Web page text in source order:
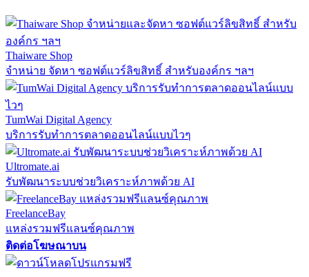
Thaiware Shop
จำหน่าย จัดหา ซอฟต์แวร์ลิขสิทธิ์ สำหรับองค์กร ฯลฯ
TumWai Digital Agency
บริการรับทำการตลาดออนไลน์แบบไวๆ
Ultromate.ai
รับพัฒนาระบบช่วยวิเคราะห์ภาพด้วย AI
FreelanceBay
แหล่งรวมฟรีแลนซ์คุณภาพ
ติดต่อโฆษณาบน